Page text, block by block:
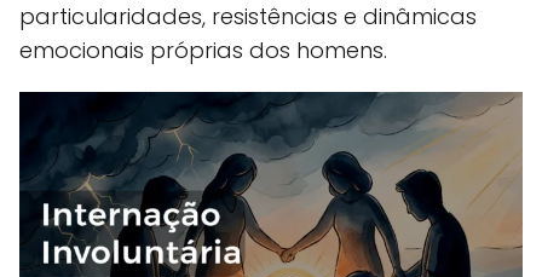
particularidades, resistências e dinâmicas
emocionais próprias dos homens.